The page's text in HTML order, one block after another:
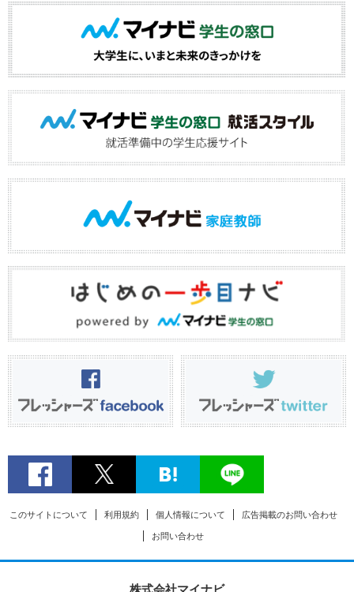
このサイトについて 利用規約 個人情報について 広告掲載のお問い合わせ
お問い合わせ
株式会社マイナビ